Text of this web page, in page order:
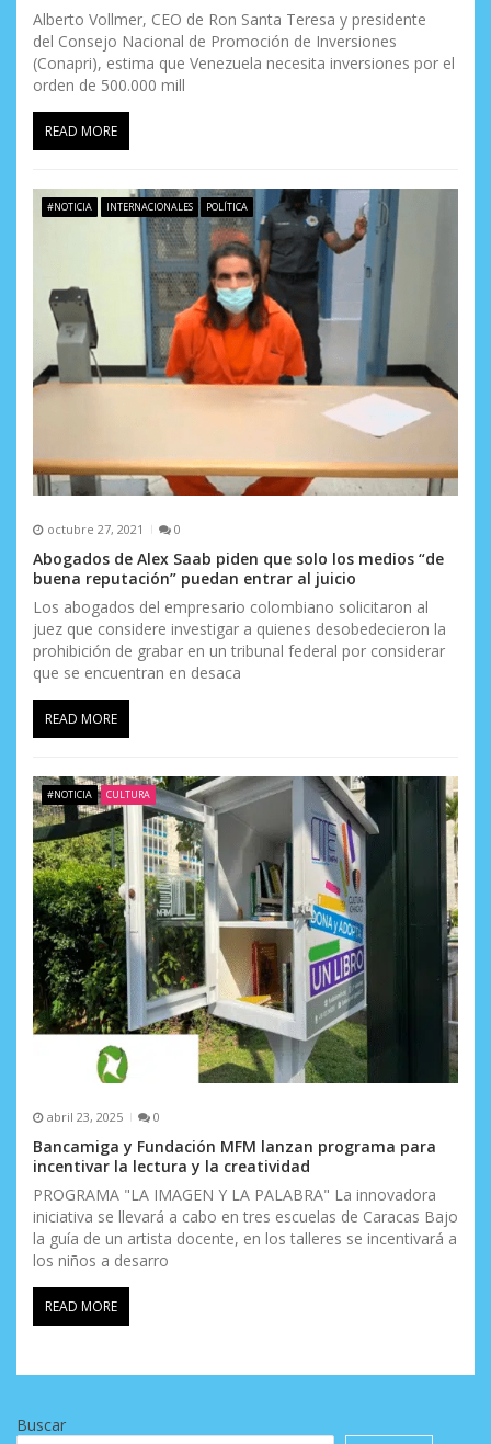
Alberto Vollmer, CEO de Ron Santa Teresa y presidente
del Consejo Nacional de Promoción de Inversiones
(Conapri), estima que Venezuela necesita inversiones por el
orden de 500.000 mill
READ MORE
#NOTICIA INTERNACIONALES POLÍTICA
octubre 27, 2021 0
Abogados de Alex Saab piden que solo los medios “de
buena reputación” puedan entrar al juicio
Los abogados del empresario colombiano solicitaron al
juez que considere investigar a quienes desobedecieron la
prohibición de grabar en un tribunal federal por considerar
que se encuentran en desaca
READ MORE
#NOTICIA CULTURA
abril 23, 2025 0
Bancamiga y Fundación MFM lanzan programa para
incentivar la lectura y la creatividad
PROGRAMA "LA IMAGEN Y LA PALABRA" La innovadora
iniciativa se llevará a cabo en tres escuelas de Caracas Bajo
la guía de un artista docente, en los talleres se incentivará a
los niños a desarro
READ MORE
Buscar